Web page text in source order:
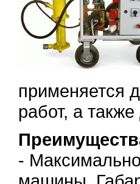
применяется
работ, а
-